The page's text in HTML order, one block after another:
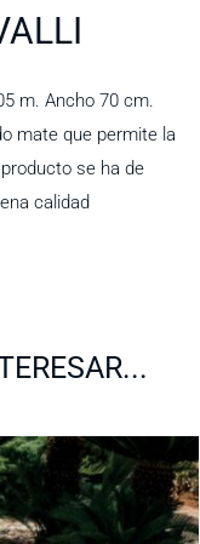
m. Ancho 70 cm.
mate que permite la
se ha de
calidad